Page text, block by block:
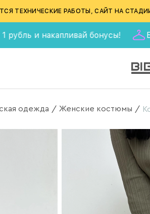
ТЕХНИЧЕСКИЕ РАБОТЫ, САЙТ НА
бонусы! Бонусная
одежда / Женские костюмы /